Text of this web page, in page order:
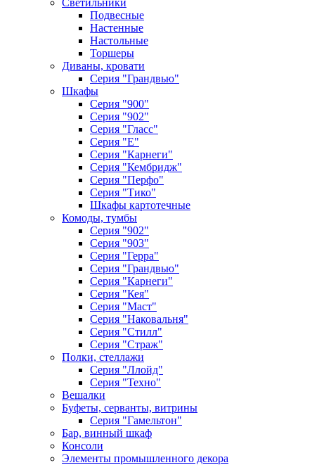
Светильники
Подвесные
Настенные
Настольные
Торшеры
Диваны, кровати
Серия "Грандвью"
Шкафы
Серия "900"
Серия "902"
Серия "Гласс"
Серия "Е"
Серия "Карнеги"
Серия "Кембридж"
Серия "Перфо"
Серия "Тико"
Шкафы картотечные
Комоды, тумбы
Серия "902"
Серия "903"
Серия "Герра"
Серия "Грандвью"
Серия "Карнеги"
Серия "Кея"
Серия "Маст"
Серия "Наковальня"
Серия "Стилл"
Серия "Страж"
Полки, стеллажи
Серия "Ллойд"
Серия "Техно"
Вешалки
Буфеты, серванты, витрины
Серия "Гамельтон"
Бар, винный шкаф
Консоли
Элементы промышленного декора